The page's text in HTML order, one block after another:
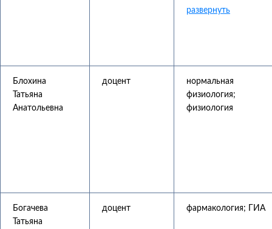
Блохина
Татьяна
Анатольевна
доцент
нормальная
физиология;
физиология
Богачева
Татьяна
доцент фармакология; ГИА